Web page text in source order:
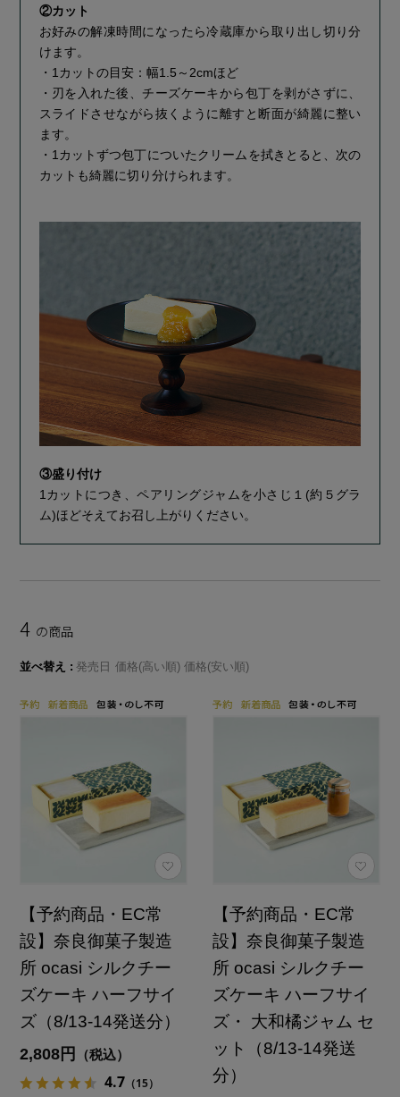
②カット
お好みの解凍時間になったら冷蔵庫から取り出し切り分
けます。
・1カットの目安：幅1.5～2cmほど
・刃を入れた後、チーズケーキから包丁を剥がさずに、
スライドさせながら抜くように離すと断面が綺麗に整い
ます。
・1カットずつ包丁についたクリームを拭きとると、次の
カットも綺麗に切り分けられます。
③盛り付け
1カットにつき、ペアリングジャムを小さじ１(約５グラ
ム)ほどそえてお召し上がりください。
4 の商品
並べ替え 発売日 価格(高い順) 価格(安い順)
【予約商品・EC常
設】奈良御菓子製造
所 ocasi シルクチー
ズケーキ ハーフサイ
ズ（8/13-14発送分）
2,808円 （税込）
4.7 （15）
【予約商品・EC常
設】奈良御菓子製造
所 ocasi シルクチー
ズケーキ ハーフサイ
ズ・ 大和橘ジャム セ
ット（8/13-14発送
分）